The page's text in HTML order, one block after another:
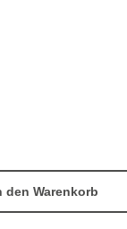
den Warenkorb